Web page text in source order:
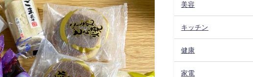
美容
キッチン
健康
家電